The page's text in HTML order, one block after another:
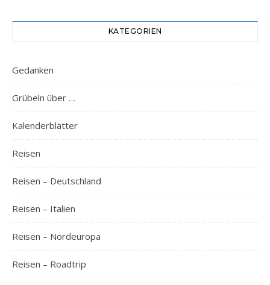
KATEGORIEN
Gedanken
Grübeln über …
Kalenderblätter
Reisen
Reisen – Deutschland
Reisen – Italien
Reisen – Nordeuropa
Reisen – Roadtrip